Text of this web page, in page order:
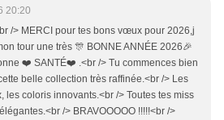
20:20
/> MERCI pour tes bons vœux pour 2026,j
tour une très 🎊 BONNE ANNÉE 2026🎉
❤️ SANTÉ❤️ .<br /> Tu commences bien
belle collection très raffinée.<br /> Les
les coloris innovants.<br /> Toutes tes miss
/> BRAVOOOOO !!!!!<br />